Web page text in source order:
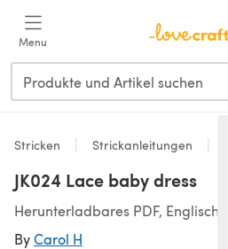
Menu
Stricken Strickanleitungen
JK024 Lace baby dress
Herunterladbares PDF, Englisch
ByCarol H